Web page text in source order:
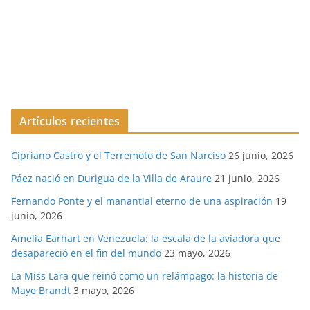
Artículos recientes
Cipriano Castro y el Terremoto de San Narciso 26 junio, 2026
Páez nació en Durigua de la Villa de Araure 21 junio, 2026
Fernando Ponte y el manantial eterno de una aspiración 19
junio, 2026
Amelia Earhart en Venezuela: la escala de la aviadora que
desapareció en el fin del mundo 23 mayo, 2026
La Miss Lara que reinó como un relámpago: la historia de
Maye Brandt 3 mayo, 2026